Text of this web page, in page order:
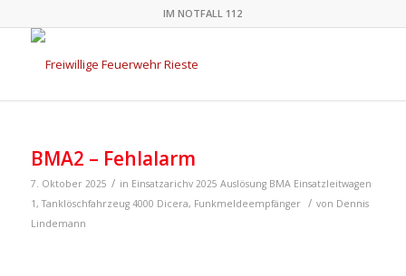
IM NOTFALL 112
BMA2 – Fehlalarm
7. Oktober 2025 / in Einsatzarichv 2025 Auslösung BMA Einsatzleitwagen
1,Tanklöschfahrzeug 4000 Dicera, Funkmeldeempfänger / von Dennis
Lindemann